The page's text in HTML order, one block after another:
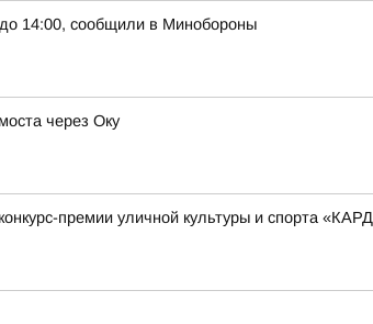
14:00, сообщили в Минобороны
через Оку
премии уличной культуры и спорта